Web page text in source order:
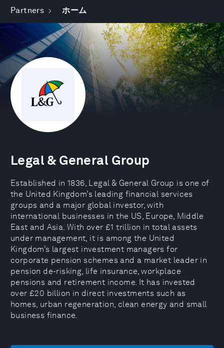
Partners ホーム
Legal & General Group
Established in 1836, Legal & General Group is one of
the United Kingdom’s leading financial services
groups and a major global investor, with
international businesses in the US, Europe, Middle
East and Asia. With over £1 trillion in total assets
under management, it is among the United
Kingdom’s largest investment managers for
corporate pension schemes and a market leader in
pension de-risking, life insurance, workplace
pensions and retirement income. It has invested
over £20 billion in direct investments such as
homes, urban regeneration, clean energy and small
business finance.